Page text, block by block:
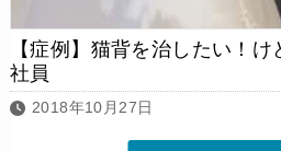
【症例】猫背を治したい！
社員
2018年10月27日